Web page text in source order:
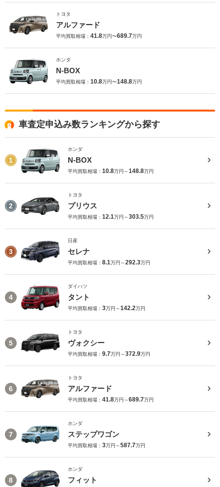
トヨタ
アルファード
平均買取相場： 41.8万円〜689.7万円
ホンダ
N-BOX
平均買取相場： 10.8万円〜148.8万円
車査定申込み数ランキングから探す
1
ホンダ
N-BOX
平均買取相場： 10.8万円～148.8万円
2
トヨタ
プリウス
平均買取相場： 12.1万円～303.5万円
3
日産
セレナ
平均買取相場： 8.1万円～292.3万円
4
ダイハツ
タント
平均買取相場： 3万円～142.2万円
5
トヨタ
ヴォクシー
平均買取相場： 9.7万円～372.9万円
6
トヨタ
アルファード
平均買取相場： 41.8万円～689.7万円
7
ホンダ
ステップワゴン
平均買取相場： 3万円～587.7万円
8
ホンダ
フィット